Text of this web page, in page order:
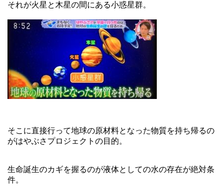
それが火星と木星の間にある小惑星群。
そこに直接行って地球の原材料となった物質を持ち帰るの
がはやぶさプロジェクトの目的。
生命誕生のカギを握るのが液体としての水の存在が絶対条
件。